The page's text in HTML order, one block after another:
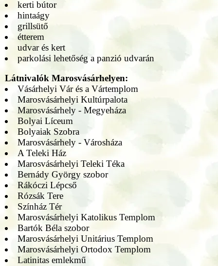
kerti bútor
hintaágy
grillsütő
étterem
udvar és kert
parkolási lehetőség a panzió udvarán
Látnivalók Marosvásárhelyen:
Vásárhelyi Vár és a Vártemplom
Marosvásárhelyi Kultúrpalota
Marosvásárhely - Megyeháza
Bolyai Líceum
Bolyaiak Szobra
Marosvásárhely - Városháza
A Teleki Ház
Marosvásárhelyi Teleki Téka
Bernády György szobor
Rákóczi Lépcső
Rózsák Tere
Színház Tér
Marosvásárhelyi Katolikus Templom
Bartók Béla szobor
Marosvásárhelyi Unitárius Templom
Marosvásárhelyi Ortodox Templom
Latinitas emlekmű